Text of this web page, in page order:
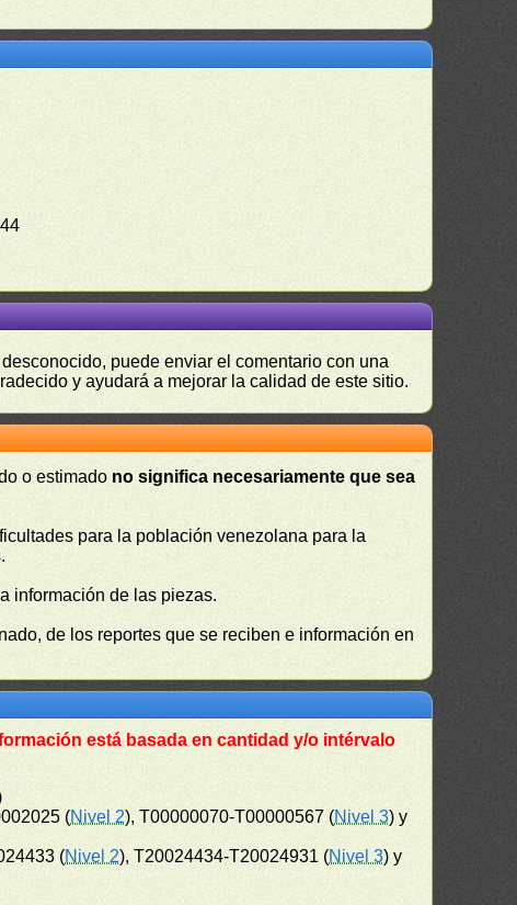
puede enviar el comentario con una
y ayudará a mejorar la calidad de este sitio.
o estimado no significa necesariamente que sea
para la población venezolana para la
información de las piezas.
de los reportes que se reciben e información en
está basada en cantidad y/o intérvalo
(Nivel 2), T00000070-T00000567 (Nivel 3) y
(Nivel 2), T20024434-T20024931 (Nivel 3) y